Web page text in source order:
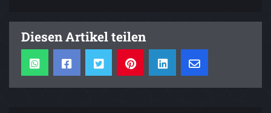
Diesen Artikel teilen